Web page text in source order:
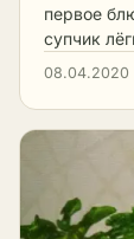
первое
супчик
08.04.2020